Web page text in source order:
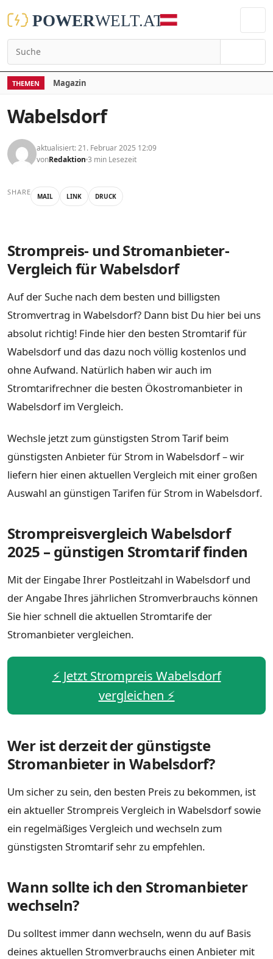
THEMEN Magazin
Wabelsdorf
aktualisiert: 21. Februar 2025 12:09
vonRedaktion 3 min Lesezeit
SHARE MAIL LINK DRUCK
Strompreis- und Stromanbieter-
Vergleich für Wabelsdorf
Auf der Suche nach dem besten und billigsten
Stromvertrag in Wabelsdorf? Dann bist Du hier bei uns
absolut richtig! Finde hier den besten Stromtarif für
Wabelsdorf und das dazu noch völlig kostenlos und
ohne Aufwand. Natürlich haben wir auch im
Stromtarifrechner die besten Ökostromanbieter in
Wabelsdorf im Vergleich.
Wechsle jetzt zum günstigsten Strom Tarif beim
günstigsten Anbieter für Strom in Wabelsdorf – wir
liefern hier einen aktuellen Vergleich mit einer großen
Auswahl an günstigen Tarifen für Strom in Wabelsdorf.
Strompreisvergleich Wabelsdorf
2025 – günstigen Stromtarif finden
Mit der Eingabe Ihrer Postleitzahl in Wabelsdorf und
der Angabe Ihres jährlichen Stromverbrauchs können
Sie hier schnell die aktuellen Stromtarife der
Stromanbieter vergleichen.
⚡️ Jetzt Strompreis Wabelsdorf
vergleichen ⚡️
Wer ist derzeit der günstigste
Stromanbieter in Wabelsdorf?
Um sicher zu sein, den besten Preis zu bekommen, ist
ein aktueller Strompreis Vergleich in Wabelsdorf sowie
ein regelmäßiges Vergleich und wechseln zum
günstigsten Stromtarif sehr zu empfehlen.
Wann sollte ich den Stromanbieter
wechseln?
Du solltest immer dann wechseln, wenn du auf Basis
deines aktuellen Stromverbrauchs einen Anbieter mit